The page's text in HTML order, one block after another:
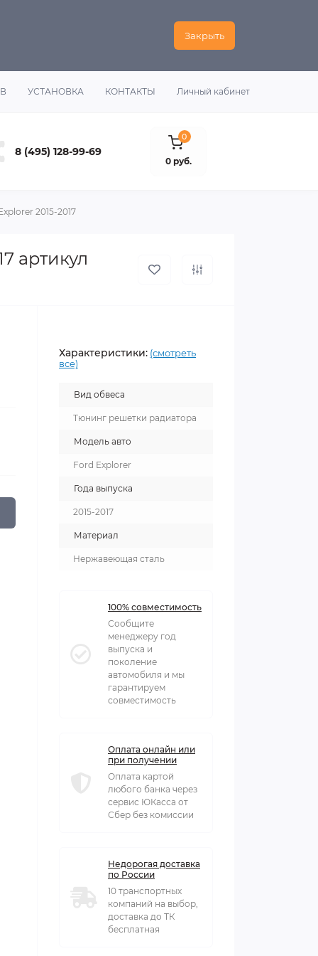
Закрыть
УСТАНОВКА КОНТАКТЫ Личный кабинет
8 (495) 128-99-69
0
0 руб.
2015-2017
артикул
Характеристики: (смотреть
все)
Вид обвеса
Тюнинг решетки радиатора
Модель авто
Ford Explorer
Года выпуска
2015-2017
Материал
Нержавеющая сталь
100% совместимость
Сообщите
менеджеру год
выпуска и
поколение
автомобиля и мы
гарантируем
совместимость
Оплата онлайн или
при получении
Оплата картой
любого банка через
сервис ЮКасса от
Сбер без комиссии
Недорогая доставка
по России
10 транспортных
компаний на выбор,
доставка до ТК
бесплатная